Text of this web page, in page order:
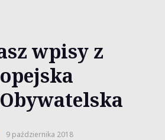
wpisy z
9 października 2018